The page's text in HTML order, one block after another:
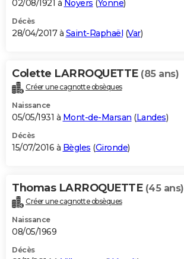
02/08/1921 à Noyers (Yonne)
Décès
28/04/2017 à Saint-Raphaël (Var)
Colette LARROQUETTE (85 ans)
Créer une cagnotte obsèques
Naissance
05/05/1931 à Mont-de-Marsan (Landes)
Décès
15/07/2016 à Bègles (Gironde)
Thomas LARROQUETTE (45 ans)
Créer une cagnotte obsèques
Naissance
08/05/1969
Décès